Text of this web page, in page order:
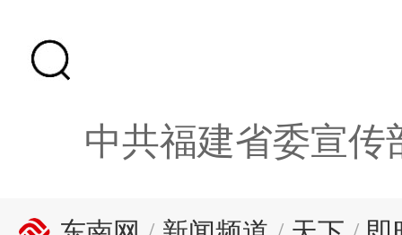
中共福建省委宣传